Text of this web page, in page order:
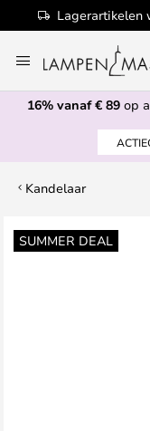
Lagerartikelen
naar
de
inhoud
16% vanaf € 89 op
Kandelaar
SUMMER DEAL
Ga
naar